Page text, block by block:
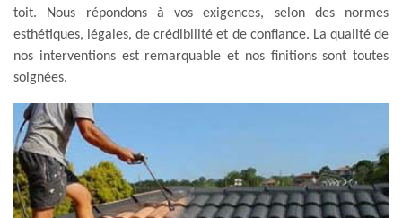
toit. Nous répondons à vos exigences, selon des normes
esthétiques, légales, de crédibilité et de confiance. La qualité de
nos interventions est remarquable et nos finitions sont toutes
soignées.